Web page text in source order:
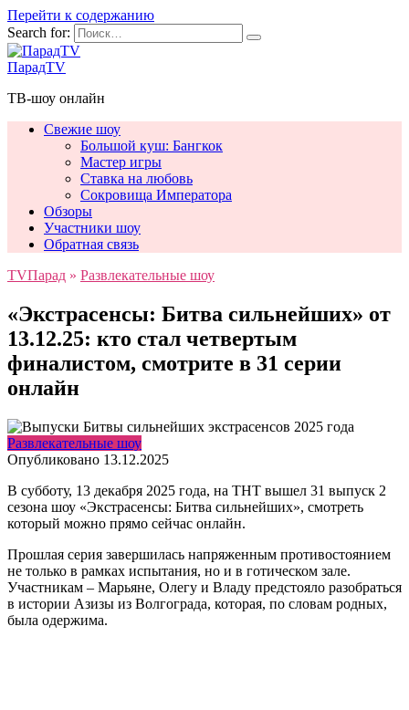
Перейти к содержанию
Search for:
ПарадTV
ТВ-шоу онлайн
Свежие шоу
Большой куш: Бангкок
Мастер игры
Ставка на любовь
Сокровища Императора
Обзоры
Участники шоу
Обратная связь
TVПарад » Развлекательные шоу
«Экстрасенсы: Битва сильнейших» от
13.12.25: кто стал четвертым
финалистом, смотрите в 31 серии
онлайн
Развлекательные шоу
Опубликовано 13.12.2025
В субботу, 13 декабря 2025 года, на ТНТ вышел 31 выпуск 2
сезона шоу «Экстрасенсы: Битва сильнейших», смотреть
который можно прямо сейчас онлайн.
Прошлая серия завершилась напряженным противостоянием
не только в рамках испытания, но и в готическом зале.
Участникам – Марьяне, Олегу и Владу предстояло разобраться
в истории Азизы из Волгограда, которая, по словам родных,
была одержима.